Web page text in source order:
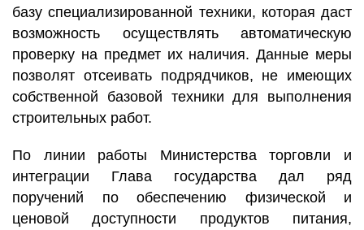
базу специализированной техники, которая даст
возможность осуществлять автоматическую
проверку на предмет их наличия. Данные меры
позволят отсеивать подрядчиков, не имеющих
собственной базовой техники для выполнения
строительных работ.
По линии работы Министерства торговли и
интеграции Глава государства дал ряд
поручений по обеспечению физической и
ценовой доступности продуктов питания,